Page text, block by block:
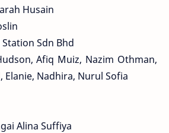
Husain
Station Sdn Bhd
Afiq Muiz, Nazim Othman,
Nadhira, Nurul Sofia
Alina Suffiya